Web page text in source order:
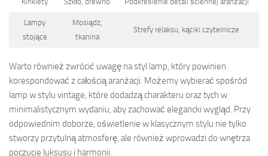
Lampy
stojące
Mosiądz,
tkanina
Strefy relaksu, kąciki czytelnicze
Warto również zwrócić uwagę na styl lamp, który powinien
korespondować z całością aranżacji. Możemy wybierać spośród
lamp w stylu vintage, które dodadzą charakteru oraz tych w
minimalistycznym wydaniu, aby zachować elegancki wygląd. Przy
odpowiednim doborze, oświetlenie w klasycznym stylu nie tylko
stworzy przytulną atmosferę, ale również wprowadzi do wnętrza
poczucie luksusu i harmonii.